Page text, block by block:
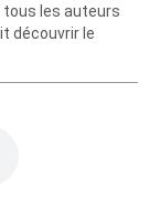
tous les auteurs
découvrir le